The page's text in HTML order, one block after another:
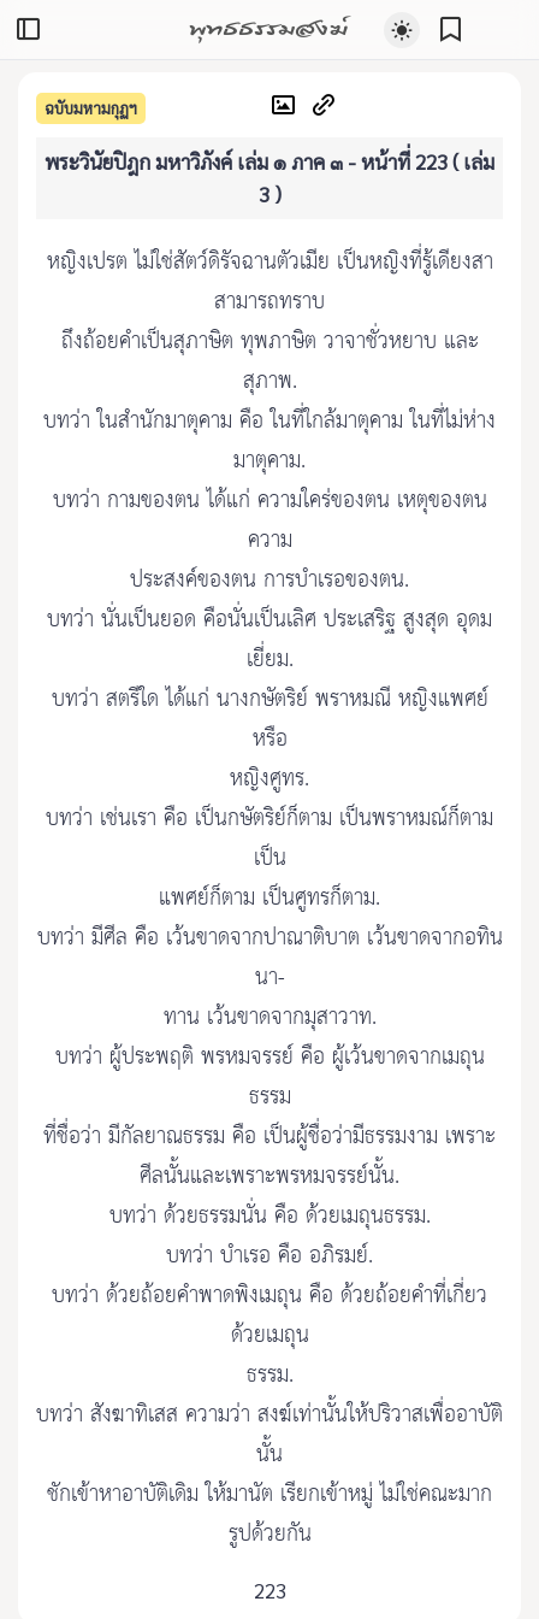
พุทธธรรมสงฆ์
ฉบับมหามกุฏฯ
พระวินัยปิฎก มหาวิภังค์ เล่ม ๑ ภาค ๓ - หน้าที่ 223 ( เล่ม
3 )
หญิงเปรต ไม่ใช่สัตว์ดิรัจฉานตัวเมีย เป็นหญิงที่รู้เดียงสา
สามารถทราบ
ถึงถ้อยคำเป็นสุภาษิต ทุพภาษิต วาจาชั่วหยาบ และ
สุภาพ.
บทว่า ในสำนักมาตุคาม คือ ในที่ใกล้มาตุคาม ในที่ไม่ห่าง
มาตุคาม.
บทว่า กามของตน ได้แก่ ความใคร่ของตน เหตุของตน
ความ
ประสงค์ของตน การบำเรอของตน.
บทว่า นั่นเป็นยอด คือนั่นเป็นเลิศ ประเสริฐ สูงสุด อุดม
เยี่ยม.
บทว่า สตรีใด ได้แก่ นางกษัตริย์ พราหมณี หญิงแพศย์
หรือ
หญิงศูทร.
บทว่า เช่นเรา คือ เป็นกษัตริย์ก็ตาม เป็นพราหมณ์ก็ตาม
เป็น
แพศย์ก็ตาม เป็นศูทรก็ตาม.
บทว่า มีศีล คือ เว้นขาดจากปาณาติบาต เว้นขาดจากอทิน
นา-
ทาน เว้นขาดจากมุสาวาท.
บทว่า ผู้ประพฤติ พรหมจรรย์ คือ ผู้เว้นขาดจากเมถุน
ธรรม
ที่ชื่อว่า มีกัลยาณธรรม คือ เป็นผู้ชื่อว่ามีธรรมงาม เพราะ
ศีลนั้นและเพราะพรหมจรรย์นั้น.
บทว่า ด้วยธรรมนั่น คือ ด้วยเมถุนธรรม.
บทว่า บำเรอ คือ อภิรมย์.
บทว่า ด้วยถ้อยคำพาดพิงเมถุน คือ ด้วยถ้อยคำที่เกี่ยว
ด้วยเมถุน
ธรรม.
บทว่า สังฆาทิเสส ความว่า สงฆ์เท่านั้นให้ปริวาสเพื่ออาบัติ
นั้น
ชักเข้าหาอาบัติเดิม ให้มานัต เรียกเข้าหมู่ ไม่ใช่คณะมาก
รูปด้วยกัน
223